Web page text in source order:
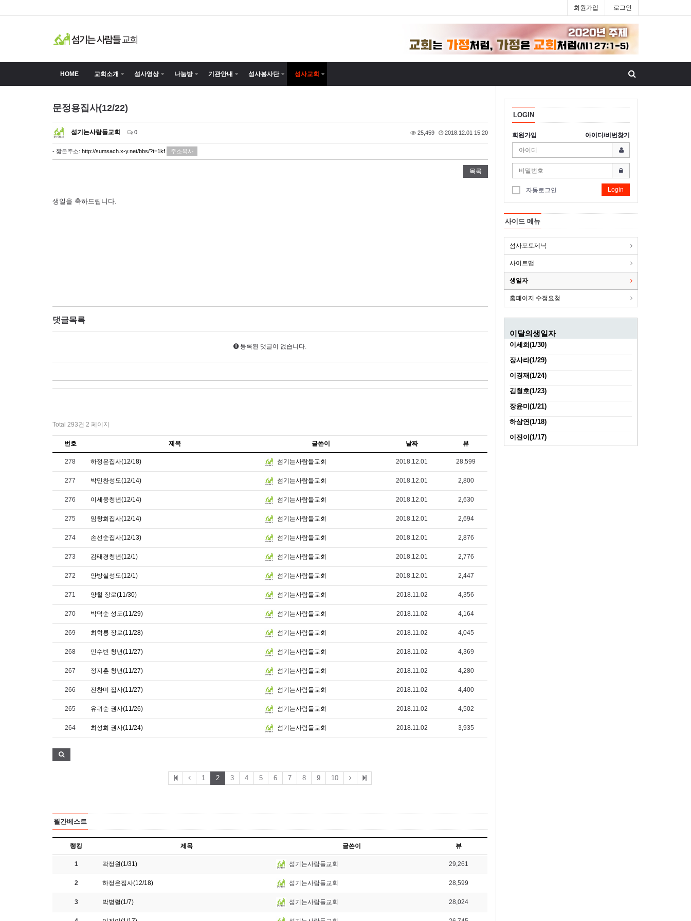
회원가입 로그인
HOME 교회소개 섬사영상 나눔방 기관안내 섬사봉사단 섬사교회
문정용집사(12/22)
섬기는사람들교회 0 25,459 2018.12.01 15:20
- 짧은주소: http://sumsach.x-y.net/bbs/?t=1kf 주소복사
목록
생일을 축하드립니다.
댓글목록
등록된 댓글이 없습니다.
Total 293건 2 페이지
번호 제목 글쓴이 날짜 뷰
278 하정은집사(12/18) 섬기는사람들교회 2018.12.01 28,599
277 박민찬성도(12/14) 섬기는사람들교회 2018.12.01 2,800
276 이세웅청년(12/14) 섬기는사람들교회 2018.12.01 2,630
275 임창희집사(12/14) 섬기는사람들교회 2018.12.01 2,694
274 손선순집사(12/13) 섬기는사람들교회 2018.12.01 2,876
273 김태경청년(12/1) 섬기는사람들교회 2018.12.01 2,776
272 안방실성도(12/1) 섬기는사람들교회 2018.12.01 2,447
271 양철 장로(11/30) 섬기는사람들교회 2018.11.02 4,356
270 박덕순 성도(11/29) 섬기는사람들교회 2018.11.02 4,164
269 최학룡 장로(11/28) 섬기는사람들교회 2018.11.02 4,045
268 민수빈 청년(11/27) 섬기는사람들교회 2018.11.02 4,369
267 정지훈 청년(11/27) 섬기는사람들교회 2018.11.02 4,280
266 전찬미 집사(11/27) 섬기는사람들교회 2018.11.02 4,400
265 유귀순 권사(11/26) 섬기는사람들교회 2018.11.02 4,502
264 최성희 권사(11/24) 섬기는사람들교회 2018.11.02 3,935
1 2 3 4 5 6 7 8 9 10
월간베스트
랭킹 제목 글쓴이 뷰
1 곽정원(1/31) 섬기는사람들교회 29,261
2 하정은집사(12/18) 섬기는사람들교회 28,599
3 박병렬(1/7) 섬기는사람들교회 28,024
LOGIN
회원가입 아이디/비번찾기
자동로그인 Login
사이드 메뉴
섬사포토제닉
사이트맵
생일자
홈페이지 수정요청
이달의생일자
이세희(1/30)
장사라(1/29)
이경재(1/24)
김철호(1/23)
장윤미(1/21)
하삼연(1/18)
이진이(1/17)